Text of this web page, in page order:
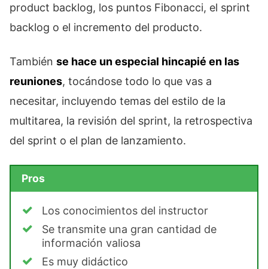
product backlog, los puntos Fibonacci, el sprint
backlog o el incremento del producto.
También se hace un especial hincapié en las
reuniones, tocándose todo lo que vas a
necesitar, incluyendo temas del estilo de la
multitarea, la revisión del sprint, la retrospectiva
del sprint o el plan de lanzamiento.
Pros
Los conocimientos del instructor
Se transmite una gran cantidad de
información valiosa
Es muy didáctico